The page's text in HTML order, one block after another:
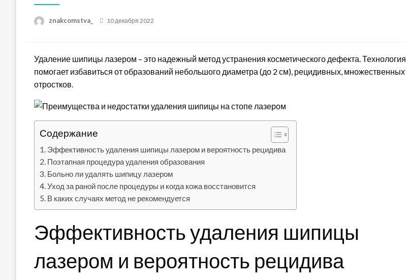
znakcomstva_
Posted
10 декабря 2022
Удаление шипицы лазером – это надежный метод устранения косметического дефекта. Технология
помогает избавиться от образований небольшого диаметра (до 2 см), рецидивных, множественных
отростков.
Содержание
Эффективность удаления шипицы лазером и вероятность рецидива
Поэтапная процедура удаления образования
Больно ли удалять шипицу лазером
Уход за раной после процедуры и когда кожа восстановится
В каких случаях метод не рекомендуется
Эффективность удаления шипицы
лазером и вероятность рецидива